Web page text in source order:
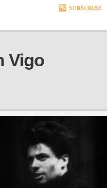
SUBSCRIBE
Vigo